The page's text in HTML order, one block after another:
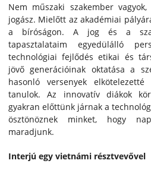
Nem műszaki szakember
jogász. Mielőtt az akadémiai
a bíróságon. A jog és a
tapasztalataim egyedülálló
technológiai fejlődés etikai és
jövő generációinak oktatása a
hasonló versenyek
tanulok. Az innovatív diákok
gyakran előttünk járnak a
ösztönöznek minket, hogy
maradjunk.
Interjú egy vietnámi résztvevővel